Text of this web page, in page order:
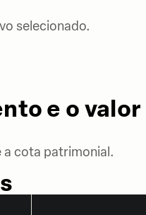
selecionado.
e o
a cota patrimonial.